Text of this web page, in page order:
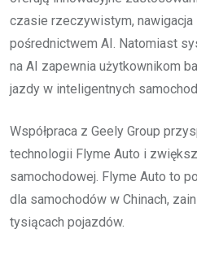
czasie rzeczywistym,
pośrednictwem AI. Natomiast
na AI zapewnia użytkownikom
jazdy w inteligentnych
Współpraca z Geely Group
technologii Flyme Auto i
samochodowej. Flyme Auto to
dla samochodów w Chinach,
tysiącach pojazdów.